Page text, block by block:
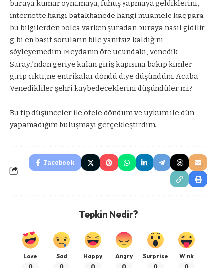
buraya kumar oynamaya, fuhuş yapmaya geldiklerini,
internette hangi batakhanede hangi muamele kaç para
bu bilgilerden bolca varken şuradan buraya nasıl gidilir
gibi en basit soruların bile yanıtsız kaldığını
söyleyemedim. Meydanın öte ucundaki, Venedik
Sarayı’ndan geriye kalan giriş kapısına bakıp kimler
girip çıktı, ne entrikalar döndü diye düşündüm. Acaba
Venedikliler şehri kaybedeceklerini düşündüler mi?
Bu tip düşünceler ile otele döndüm ve uykum ile dün
yapamadığım buluşmayı gerçekleştirdim.
Facebook
Tepkin Nedir?
Love Sad Happy Angry Surprise Wink